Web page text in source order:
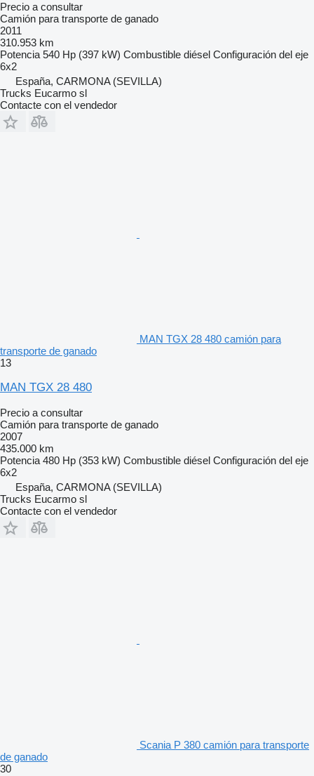
Precio a consultar
Camión para transporte de ganado
2011
310.953 km
Potencia 540 Hp (397 kW) Combustible diésel Configuración del eje
6x2
España, CARMONA (SEVILLA)
Trucks Eucarmo sl
Contacte con el vendedor
MAN TGX 28 480 camión para
transporte de ganado
13
MAN TGX 28 480
Precio a consultar
Camión para transporte de ganado
2007
435.000 km
Potencia 480 Hp (353 kW) Combustible diésel Configuración del eje
6x2
España, CARMONA (SEVILLA)
Trucks Eucarmo sl
Contacte con el vendedor
Scania P 380 camión para transporte
de ganado
30